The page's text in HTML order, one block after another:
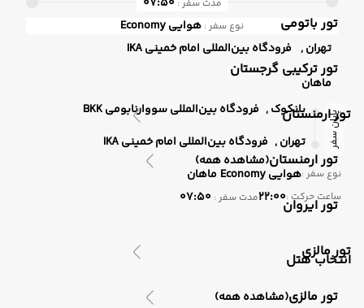
تور باتومی
تور ترکیبی گرجستان
تور ارمنستان
تور ارمنستان(مشاهده همه)
تور ایروان
تور مالزی
تور مالزی(مشاهده همه)
مدت سفر :
نوع سفر : هوایی
تهران , فرودگاه بین‌المللی امام خمینی IKA
ماهان
پایان سفر بانکوک , فرودگاه بین‌المللی سووارنابومی BKK
تهران , فرودگاه بین‌المللی امام خمینی IKA
نوع سفر :هوایی ماهان
ساعت حرکت :22:00مدت سفر : 07:50
انتخاب هتل